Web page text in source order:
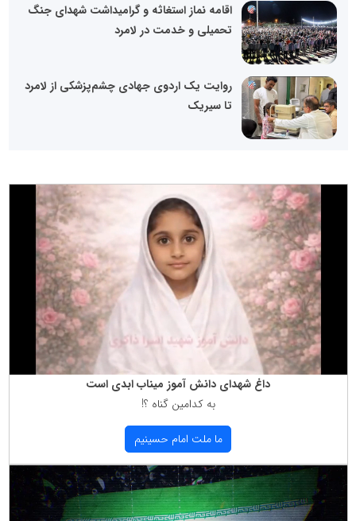
اقامه نماز استغاثه و گرامیداشت شهدای جنگ
تحمیلی و خدمت در لامرد
روایت یک اردوی جهادی چشم‌پزشکی از لامرد
تا سیریک
داغ شهدای دانش آموز میناب ابدی است
به كدامین گناه ؟!
ما ملت امام حسینیم